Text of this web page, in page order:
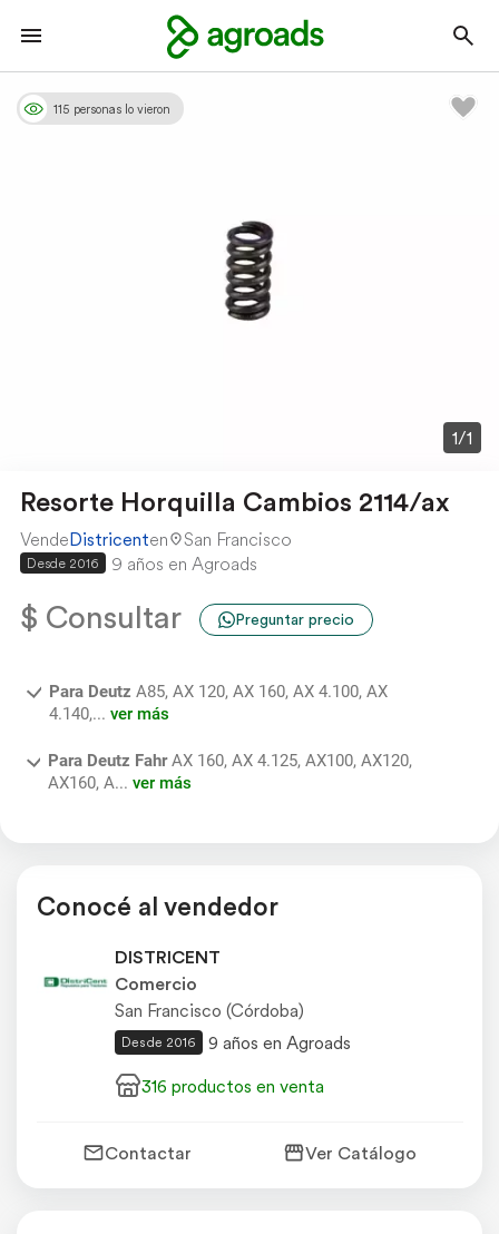
1/1
115 personas lo vieron
Resorte Horquilla Cambios 2114/ax
VendeDistricenten San Francisco
Desde 2016 9 años en Agroads
$ Consultar Preguntar precio
Para Deutz A85, AX 120, AX 160, AX 4.100, AX
4.140,...ver más
Para Deutz FahrAX 160, AX 4.125, AX100, AX120,
AX160, A... ver más
Conocé al vendedor
DISTRICENT
Comercio
San Francisco (Córdoba)
Desde 2016
9 años en Agroads
316 productos en venta
Contactar Ver Catálogo